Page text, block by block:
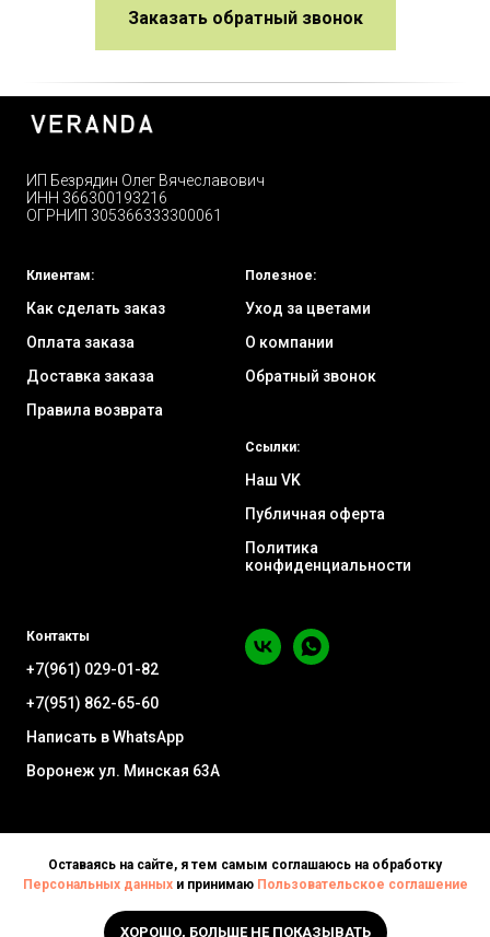
Заказать обратный звонок
ИП Безрядин Олег Вячеславович
ИНН 366300193216
ОГРНИП 305366333300061
Клиентам:
Как сделать заказ
Оплата заказа
Доставка заказа
Правила возврата
Полезное:
Уход за цветами
О компании
Обратный звонок
Ссылки:
Наш VK
Публичная оферта
Политика
конфиденциальности
Контакты
+7(961) 029-01-82
+7(951) 862-65-60
Написать в WhatsApp
Воронеж ул. Минская 63А
Оставаясь на сайте, я тем самым соглашаюсь на обработку
Персональных данныхи принимаю Пользовательское соглашение
ХОРОШО, БОЛЬШЕ НЕ ПОКАЗЫВАТЬ